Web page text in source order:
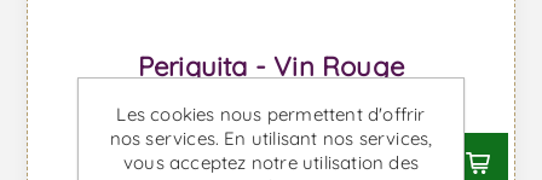
Periquita - Vin Rouge
À partir de €5,98 TTC
Les cookies nous permettent d'offrir
nos services. En utilisant nos services,
vous acceptez notre utilisation des